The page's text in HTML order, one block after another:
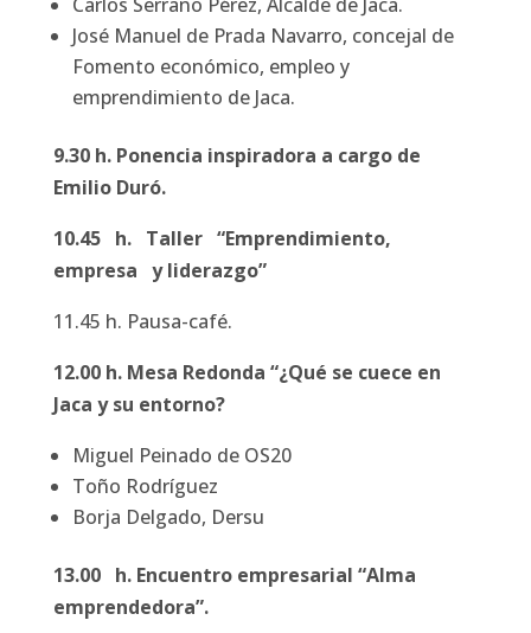
José Manuel de Prada Navarro, concejal de
Fomento económico, empleo y
emprendimiento de Jaca.
9.30 h. Ponencia inspiradora a cargo de
Emilio Duró.
10.45 h. Taller “Emprendimiento,
empresa y liderazgo”
11.45 h. Pausa-café.
12.00 h. Mesa Redonda “¿Qué se cuece en
Jaca y su entorno?
Miguel Peinado de OS20
Toño Rodríguez
Borja Delgado, Dersu
13.00 h. Encuentro empresarial “Alma
emprendedora”.